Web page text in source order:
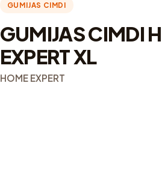
GUMIJAS CIMDI
GUMIJAS CIMDI
EXPERT XL
HOME EXPERT